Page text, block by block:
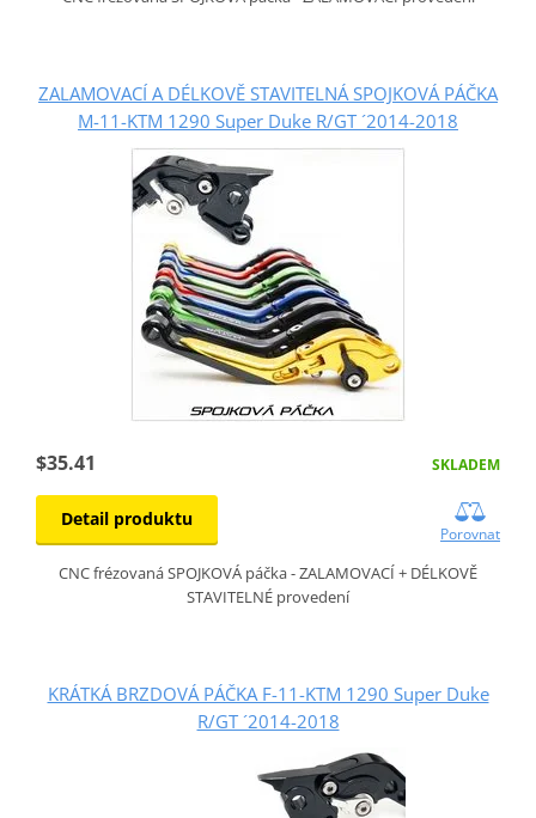
ZALAMOVACÍ A DÉLKOVĚ STAVITELNÁ SPOJKOVÁ PÁČKA
M-11-KTM 1290 Super Duke R/GT ´2014-2018
$35.41 SKLADEM
Detail produktu
Porovnat
CNC frézovaná SPOJKOVÁ páčka - ZALAMOVACÍ + DÉLKOVĚ
STAVITELNÉ provedení
KRÁTKÁ BRZDOVÁ PÁČKA F-11-KTM 1290 Super Duke
R/GT ´2014-2018